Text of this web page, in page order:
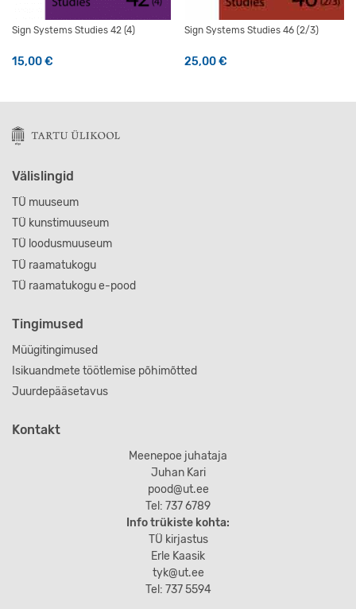
Sign Systems Studies 42 (4)
15,00€
Sign Systems Studies 46 (2/3)
25,00€
Välislingid
TÜ muuseum
TÜ kunstimuuseum
TÜ loodusmuuseum
TÜ raamatukogu
TÜ raamatukogu e-pood
Tingimused
Müügitingimused
Isikuandmete töötlemise põhimõtted
Juurdepääsetavus
Kontakt
Meenepoe juhataja
Juhan Kari
pood@ut.ee
Tel: 737 6789
Info trükiste kohta:
TÜ kirjastus
Erle Kaasik
tyk@ut.ee
Tel: 737 5594